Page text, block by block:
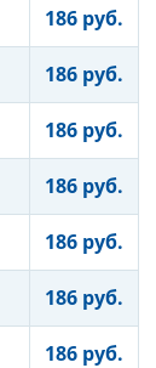
186 руб.
186 руб.
186 руб.
186 руб.
186 руб.
186 руб.
186 руб.